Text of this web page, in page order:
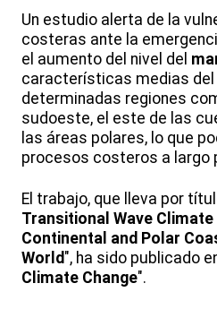
Un estudio alerta de la
costeras ante la
el aumento del nivel del
características medias del
determinadas regiones
sudoeste, el este de las
las áreas polares, lo que
procesos costeros a largo
El trabajo, que lleva por
Transitional Wave Climate
Continental and Polar
World", ha sido publicado
Climate Change".